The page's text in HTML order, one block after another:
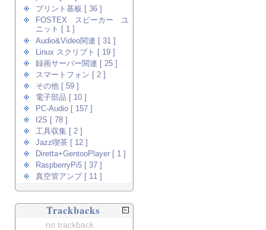
プリント基板 [ 36 ]
FOSTEX スピーカー ユ
ニット [ 1 ]
Audio&Video関連 [ 31 ]
Linux スクリプト [ 19 ]
録画サーバー関連 [ 25 ]
スマートフォン [ 2 ]
その他 [ 59 ]
電子部品 [ 10 ]
PC-Audio [ 157 ]
I2S [ 78 ]
工具収集 [ 2 ]
Jazz喫茶 [ 12 ]
Diretta+GentooPlayer [ 1 ]
RaspberryPi5 [ 37 ]
真空管アンプ [ 11 ]
Trackbacks
no trackback